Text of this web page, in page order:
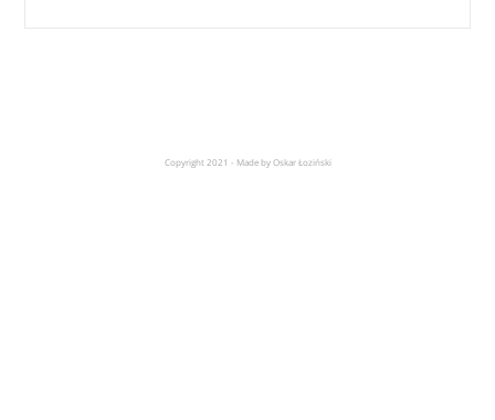
Copyright 2021 - Made by Oskar Łoziński